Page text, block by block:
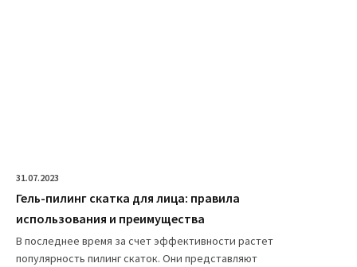
31.07.2023
Гель-пилинг скатка для лица: правила
использования и преимущества
В последнее время за счет эффективности растет
популярность пилинг скаток. Они представляют